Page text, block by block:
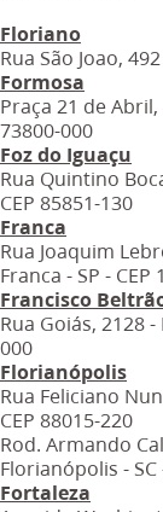
Floriano
Rua São Joao,
Formosa
Praça 21 de
73800-000
Foz do Iguaçu
Rua Quintino
CEP 85851-130
Franca
Rua Joaquim
Franca - SP - CEP
Francisco
Rua Goiás, 2128
000
Florianópolis
Rua Feliciano
CEP 88015-220
Rod. Armando
Florianópolis - SC
Fortaleza